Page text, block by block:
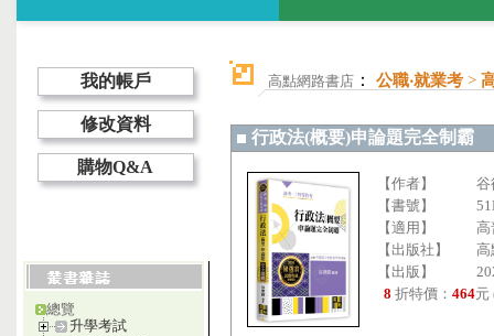
我的帳戶
修改資料
購物Q&A
總覽
升學考試
高點網路書店 ： 公職‧就業考 >
行政法(概要)申論題完全制霸
【作者】
【書號】
【適用】
高
【出版社】
高
【出版】
8 折特價： 464元